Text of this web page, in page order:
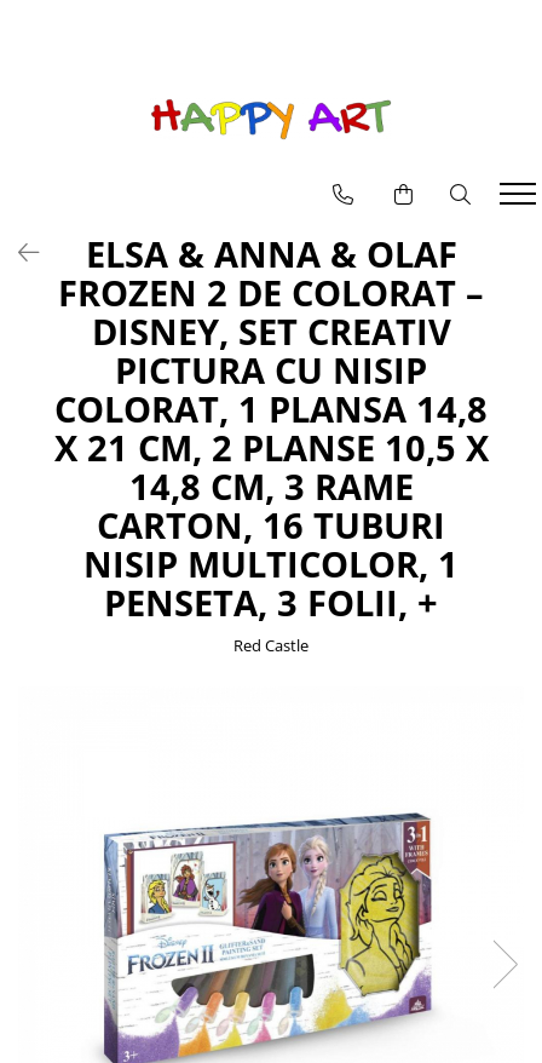
Picturi pe numere animale
Goblenuri cu diamante icoane
Puzzle 3D mecanic
INSTRUMENTE MUZICALE
MASINI
PAPUSI
ELSA & ANNA & OLAF
FROZEN 2 DE COLORAT –
DISNEY, SET CREATIV
PICTURA CU NISIP
COLORAT, 1 PLANSA 14,8
X 21 CM, 2 PLANSE 10,5 X
14,8 CM, 3 RAME
CARTON, 16 TUBURI
NISIP MULTICOLOR, 1
PENSETA, 3 FOLII, +
Red Castle